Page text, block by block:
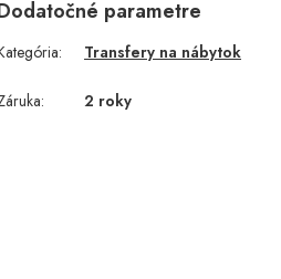
parametre
: Transfery na nábytok
: 2 roky